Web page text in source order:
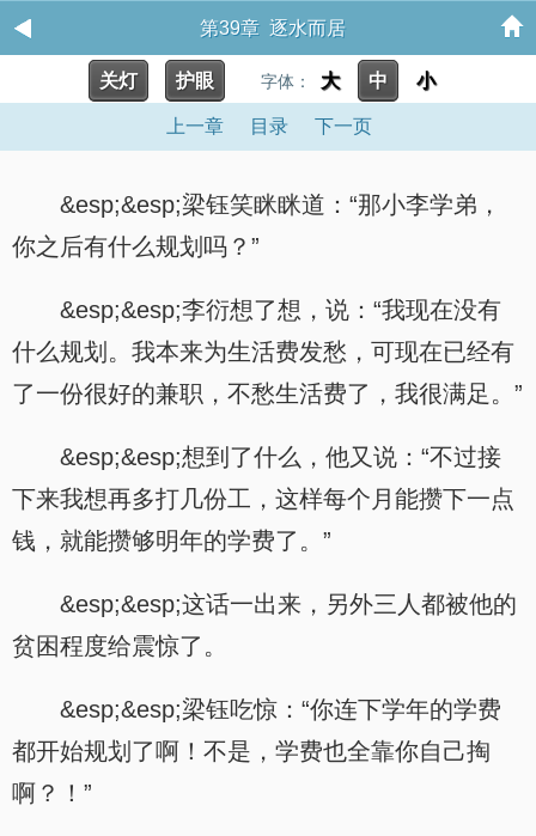
第39章 逐水而居
关灯 护眼 字体： 大 中 小
上一章 目录 下一页
&esp;&esp;梁钰笑眯眯道：“那小李学弟，
你之后有什么规划吗？”
&esp;&esp;李衍想了想，说：“我现在没有
什么规划。我本来为生活费发愁，可现在已经有
了一份很好的兼职，不愁生活费了，我很满足。”
&esp;&esp;想到了什么，他又说：“不过接
下来我想再多打几份工，这样每个月能攒下一点
钱，就能攒够明年的学费了。”
&esp;&esp;这话一出来，另外三人都被他的
贫困程度给震惊了。
&esp;&esp;梁钰吃惊：“你连下学年的学费
都开始规划了啊！不是，学费也全靠你自己掏
啊？！”